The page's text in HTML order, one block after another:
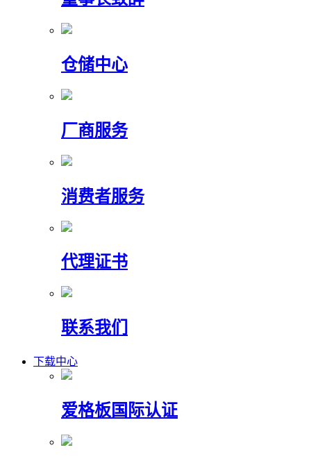
仓储中心
厂商服务
消费者服务
代理证书
联系我们
下载中心
爱格板国际认证